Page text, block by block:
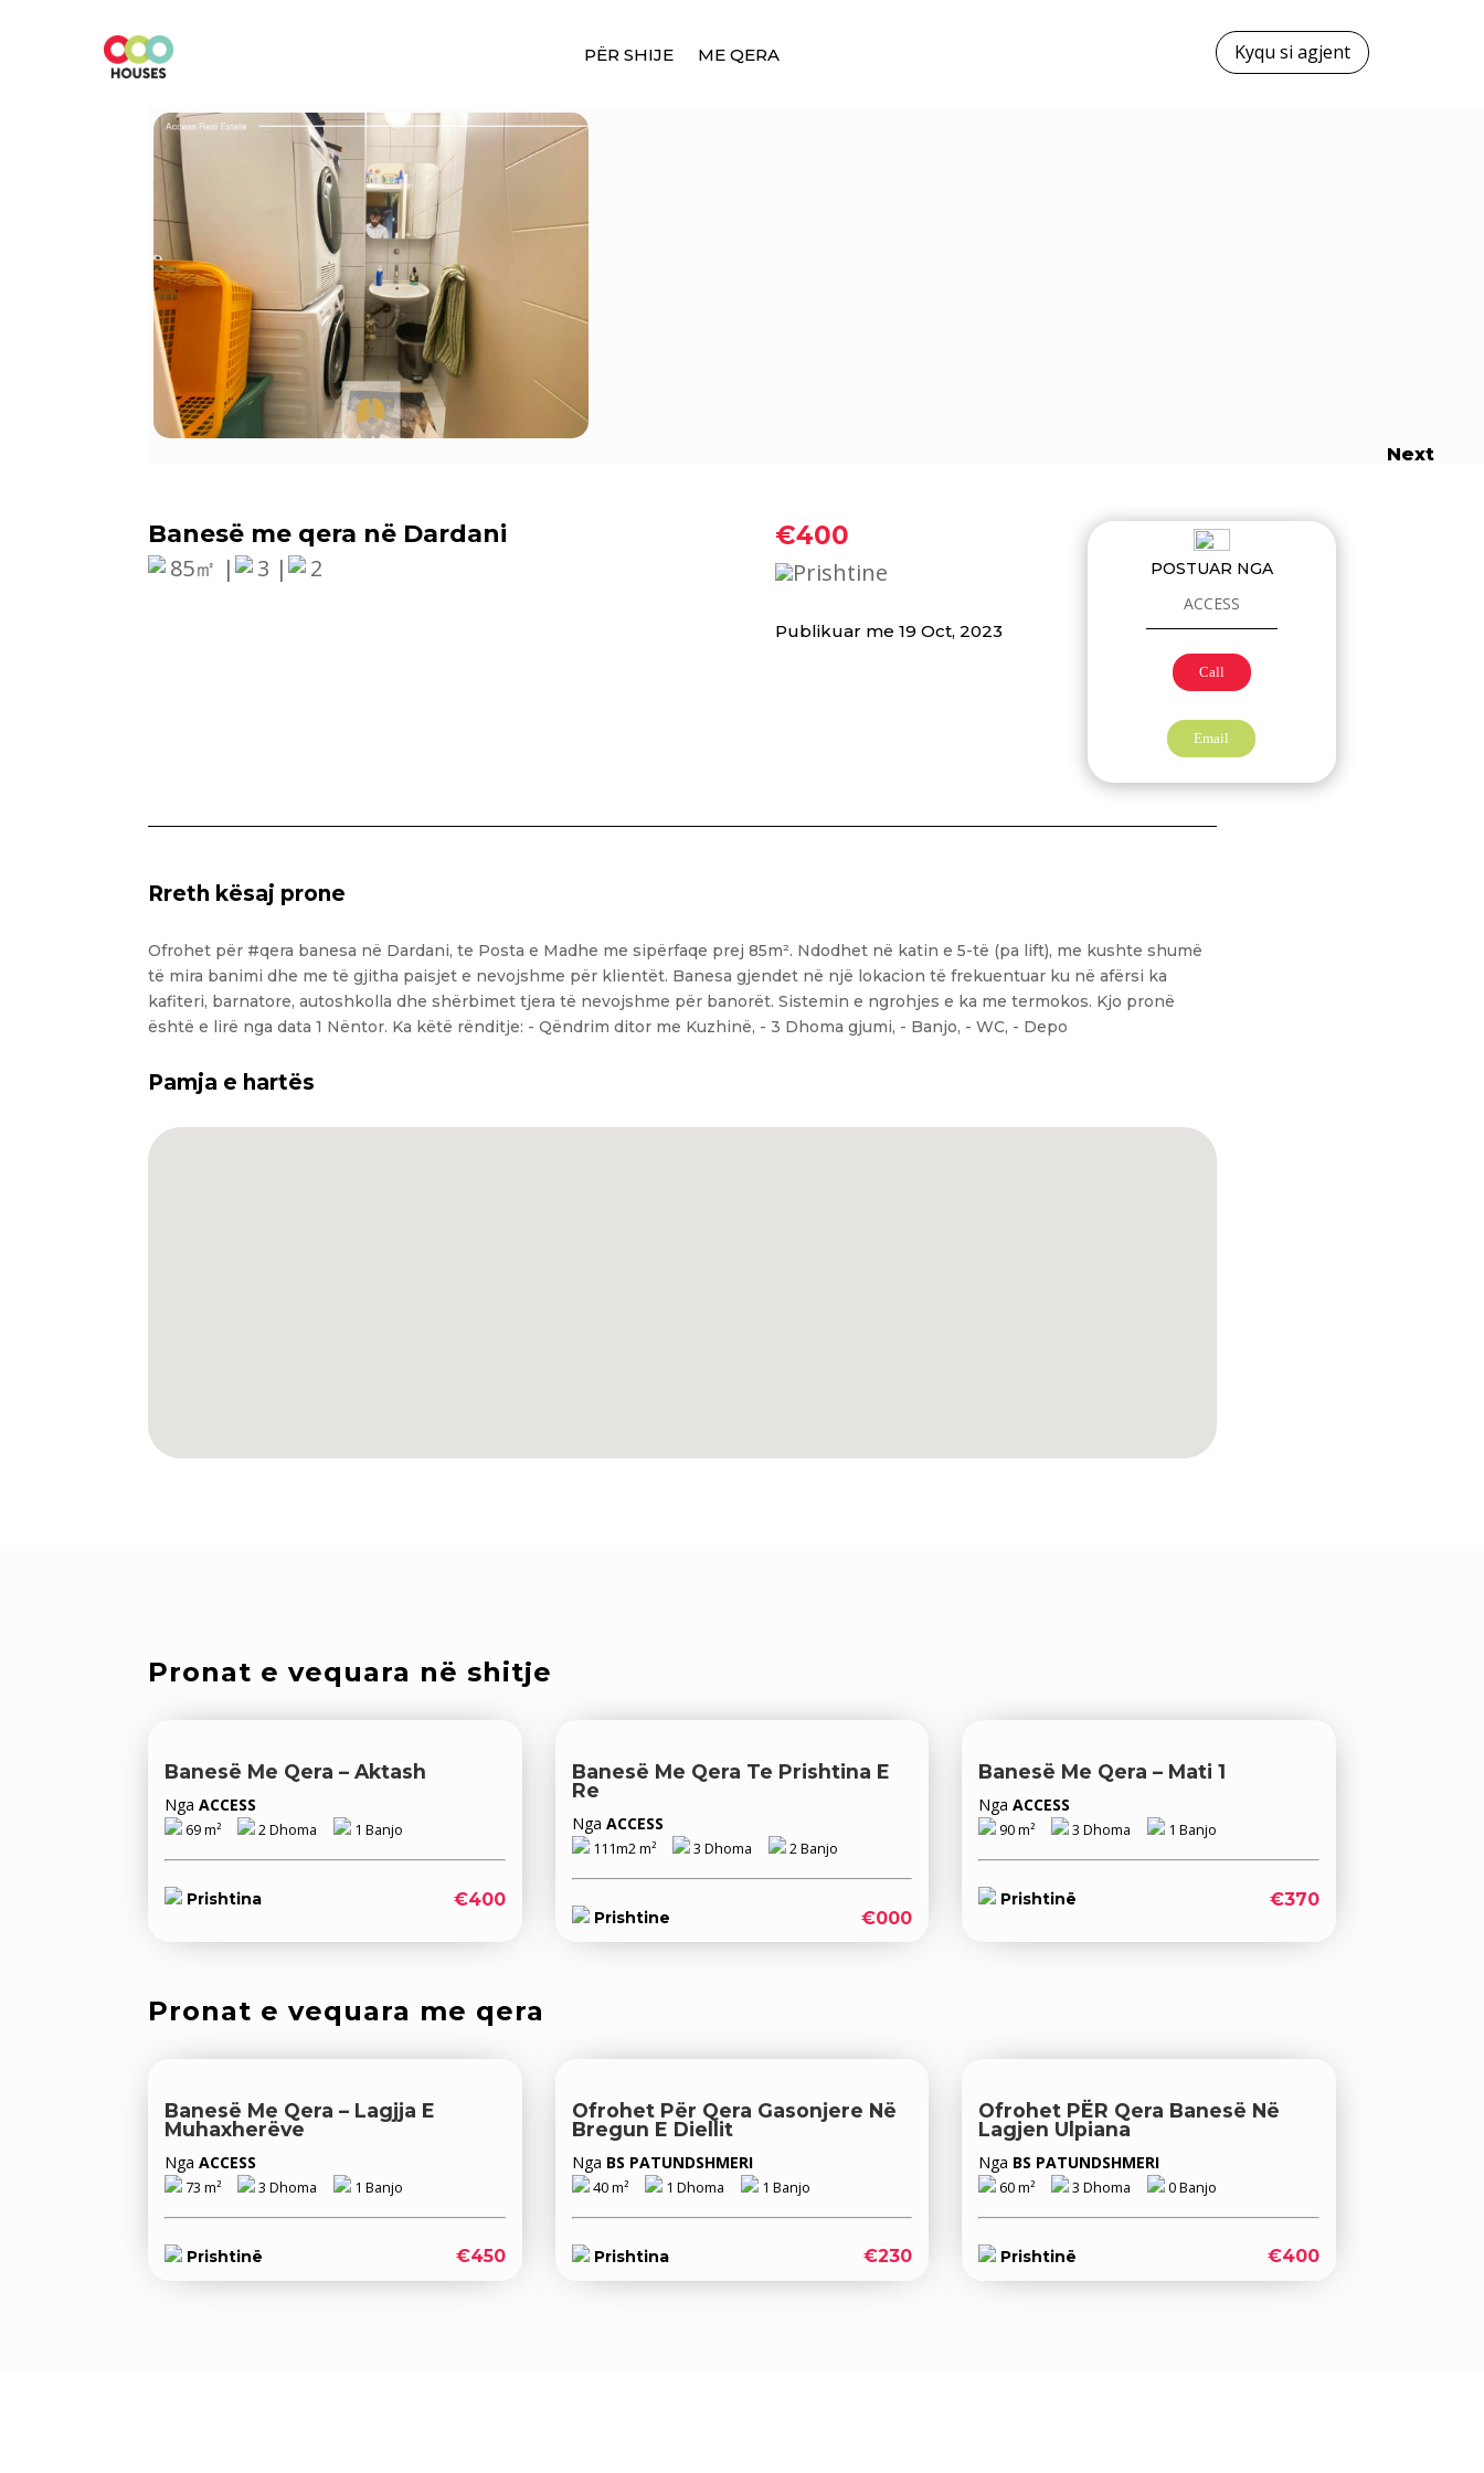
PËR SHIJE ME QERA Kyqu si agjent
Next
Banesë me qera në Dardani
85㎡ |
3 | 2
€400
Prishtine
Publikuar me 19 Oct, 2023
POSTUAR NGA
ACCESS
Call
Email
Rreth kësaj prone
Ofrohet për #qera banesa në Dardani, te Posta e Madhe me sipërfaqe prej 85m². Ndodhet në katin e 5-të (pa lift), me kushte shumë
të mira banimi dhe me të gjitha paisjet e nevojshme për klientët. Banesa gjendet në një lokacion të frekuentuar ku në afërsi ka
kafiteri, barnatore, autoshkolla dhe shërbimet tjera të nevojshme për banorët. Sistemin e ngrohjes e ka me termokos. Kjo pronë
është e lirë nga data 1 Nëntor. Ka këtë rënditje: - Qëndrim ditor me Kuzhinë, - 3 Dhoma gjumi, - Banjo, - WC, - Depo
Pamja e hartës
Pronat e vequara në shitje
Banesë Me Qera – Aktash
NgaACCESS
69 m² 2 Dhoma 1 Banjo
Prishtina €400
Banesë Me Qera Te Prishtina E
Re
Nga ACCESS
111m2 m² 3 Dhoma 2 Banjo
Prishtine €000
Banesë Me Qera – Mati 1
NgaACCESS
90 m² 3 Dhoma 1 Banjo
Prishtinë €370
Pronat e vequara me qera
Banesë Me Qera – Lagjja E
Muhaxherëve
NgaACCESS
73 m² 3 Dhoma 1 Banjo
Prishtinë €450
Ofrohet Për Qera Gasonjere Në
Bregun E Diellit
Nga BS PATUNDSHMERI
40 m² 1 Dhoma 1 Banjo
Prishtina €230
Ofrohet PËR ‪‎qera‬ Banesë Në
Lagjen Ulpiana
Nga BS PATUNDSHMERI
60 m² 3 Dhoma 0 Banjo
Prishtinë €400